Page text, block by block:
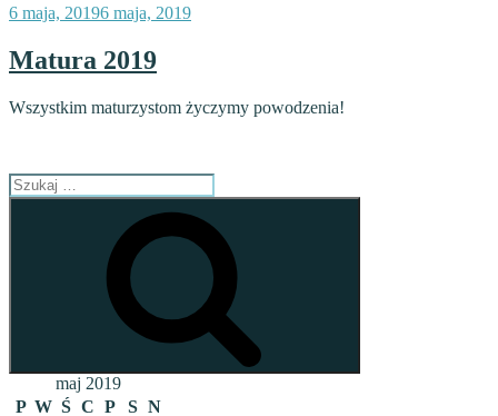
Opublikowane
6 maja, 20196 maja, 2019
Matura 2019
Wszystkim maturzystom życzymy powodzenia!
Szukaj:
maj 2019
P W Ś C P S N